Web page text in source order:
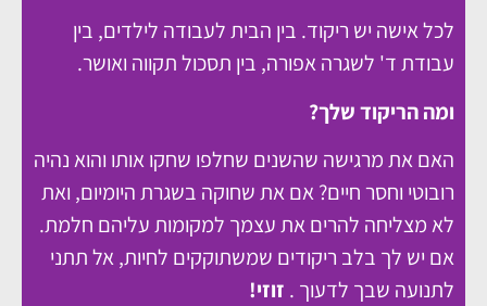
לכל אישה יש ריקוד. בין הבית לעבודה לילדים, בין
עבודת ד' לשגרה אפורה, בין תסכול תקווה ואושר.
ומה הריקוד שלך?
האם את מרגישה שהשנים שחלפו שחקו אותו והוא נהיה
רובוטי וחסר חיים? אם את שחוקה בשגרת היומיום, ואת
לא מצליחה להרים את עצמך למקומות עליהם חלמת.
אם יש לך בלב ריקודים שמשתוקקים לחיות, אל תתני
לתנועה שבך לדעוך . זוזי!